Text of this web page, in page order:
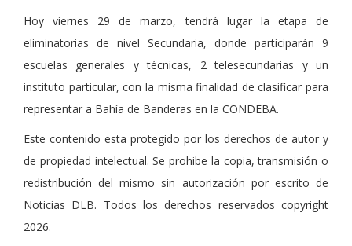
Hoy viernes 29 de marzo, tendrá lugar la etapa de
eliminatorias de nivel Secundaria, donde participarán 9
escuelas generales y técnicas, 2 telesecundarias y un
instituto particular, con la misma finalidad de clasificar para
representar a Bahía de Banderas en la CONDEBA.
Este contenido esta protegido por los derechos de autor y
de propiedad intelectual. Se prohibe la copia, transmisión o
redistribución del mismo sin autorización por escrito de
Noticias DLB. Todos los derechos reservados copyright
2026.